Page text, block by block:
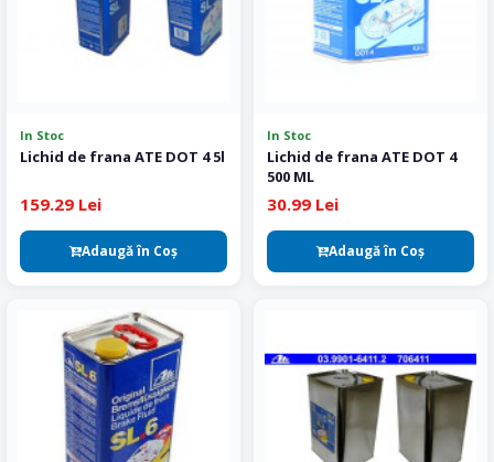
In Stoc
Lichid de frana ATE DOT 4 5l
159.29 Lei
Adaugă în Coş
In Stoc
Lichid de frana ATE DOT 4
500 ML
30.99 Lei
Adaugă în Coş